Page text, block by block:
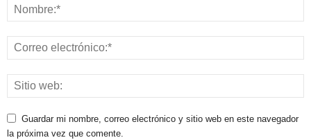
Guardar mi nombre, correo electrónico y sitio web en este navegador
la próxima vez que comente.